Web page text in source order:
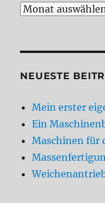
Archiv
NEUESTE
Mein erster
Ein
Maschinen für